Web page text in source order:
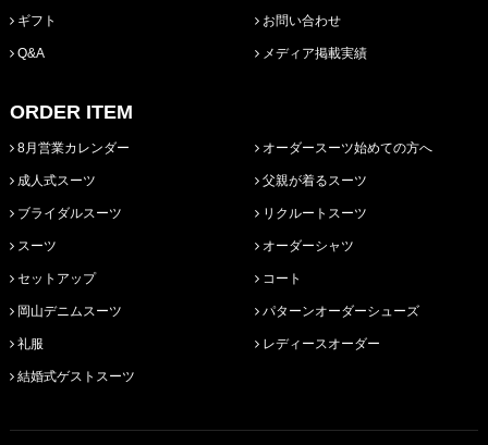
ギフト
Q&A
お問い合わせ
メディア掲載実績
ORDER ITEM
8月営業カレンダー
成人式スーツ
ブライダルスーツ
スーツ
セットアップ
岡山デニムスーツ
礼服
結婚式ゲストスーツ
オーダースーツ始めての方へ
父親が着るスーツ
リクルートスーツ
オーダーシャツ
コート
パターンオーダーシューズ
レディースオーダー